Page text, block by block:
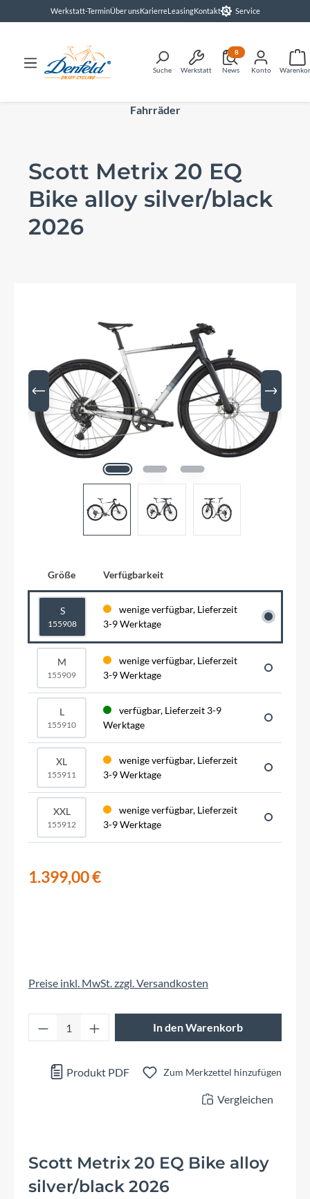
springenWerkstatt-TerminÜber unsKarierreLeasingKontakt Service
Suche Werkstatt News
8
Konto
Fahrräder
Scott Metrix 20 EQ
Bike alloy silver/black
2026
Größe Verfügbarkeit
S
155908
wenige verfügbar, Lieferzeit
3-9 Werktage
M
155909
wenige verfügbar, Lieferzeit
3-9 Werktage
L
155910
verfügbar, Lieferzeit 3-9
Werktage
XL
155911
wenige verfügbar, Lieferzeit
3-9 Werktage
XXL
155912
wenige verfügbar, Lieferzeit
3-9 Werktage
1.399,00 €
Preise inkl. MwSt. zzgl. Versandkosten
Produkt Anzahl: Gib den gewünschten
In den Warenkorb
Produkt PDF Zum Merkzettel hinzufügen
Vergleichen
Scott Metrix 20 EQ Bike alloy
silver/black 2026